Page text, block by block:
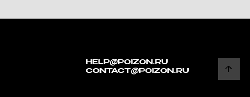
HELP@POIZON.RU
CONTACT@POIZON.RU